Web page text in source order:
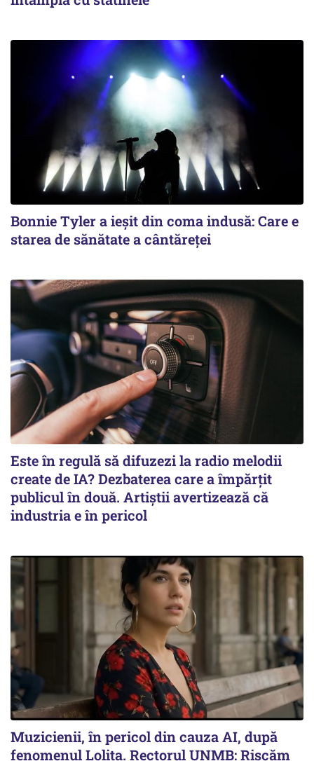
Bonnie Tyler a ieşit din coma indusă: Care e
starea de sănătate a cântăreței
Este în regulă să difuzezi la radio melodii
create de IA? Dezbaterea care a împărțit
publicul în două. Artiștii avertizează că
industria e în pericol
Muzicienii, în pericol din cauza AI, după
fenomenul Lolita. Rectorul UNMB: Riscăm